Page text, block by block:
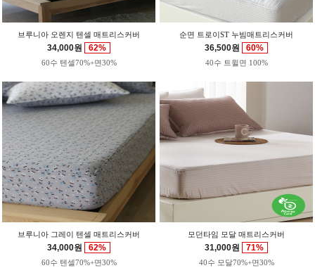
브루니아 오렌지 텐셀 매트리스커버
34,000원 62%
60수 텐셀70%+면30%
순면 트로이ST 누빔매트리스커버
36,500원 60%
40수 트윌면 100%
브루니아 그레이 텐셀 매트리스커버
34,000원 62%
60수 텐셀70%+면30%
모던타임 모달 매트리스커버
31,000원 71%
40수 모달70%+면30%